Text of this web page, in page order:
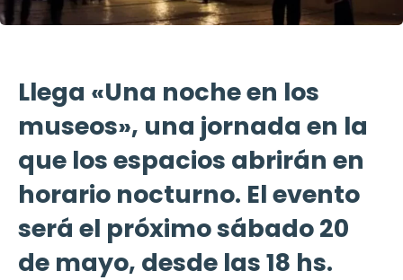
Llega «Una noche en los
museos», una jornada en la
que los espacios abrirán en
horario nocturno. El evento
será el próximo sábado 20
de mayo, desde las 18 hs.